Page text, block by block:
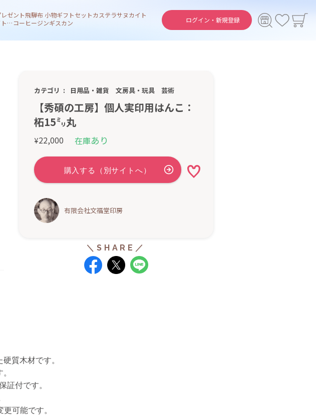
ログイン・ 新規登録
レゼント飛騨布 小物ギフトセットカステラサヌカイト
サヌカイト 風鈴コーヒージンギスカン
カテゴリ 日用品・雑貨 文房具・玩具 芸術
【秀碩の工房】個人実印用はんこ：
柘15㍉丸
¥22,000 在庫あり
有限会社文福堂印房
質木材です。
証付です。
可能です。